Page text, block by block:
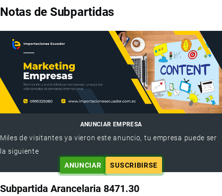
Notas de Subpartidas
ANUNCIAR EMPRESA
Miles de visitantes ya vieron este anuncio, tu empresa puede ser
la siguiente
ANUNCIAR
SUSCRIBIRSE
Subpartida Arancelaria 8471.30